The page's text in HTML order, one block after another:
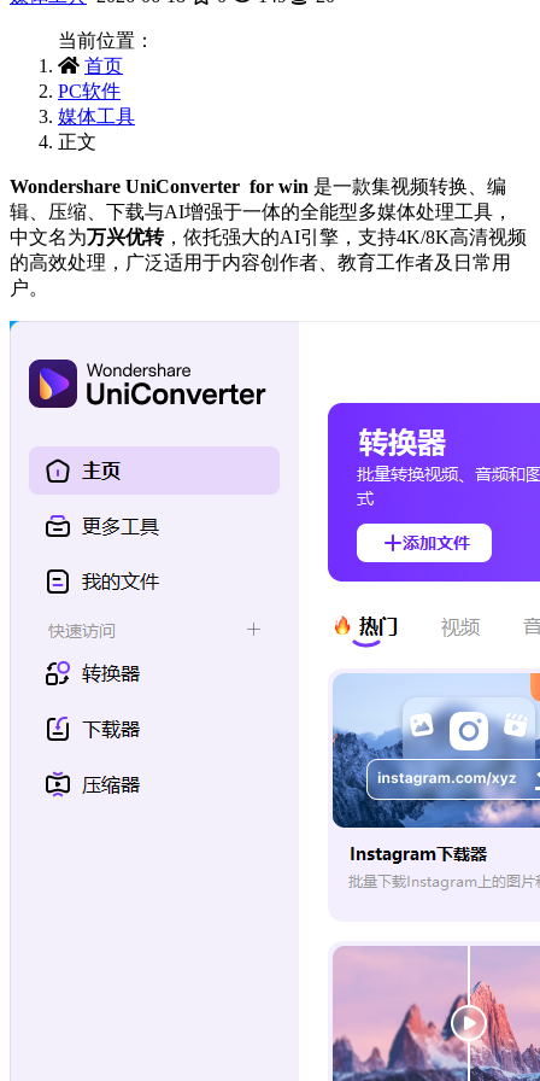
当前位置：
首页
PC软件
媒体工具
正文
Wondershare UniConverter for win 是一款集视频转换、编
辑、压缩、下载与AI增强于一体的全能型多媒体处理工具，
中文名为‌万兴优转‌，依托强大的AI引擎，支持4K/8K高清视频
的高效处理，广泛适用于内容创作者、教育工作者及日常用
户。